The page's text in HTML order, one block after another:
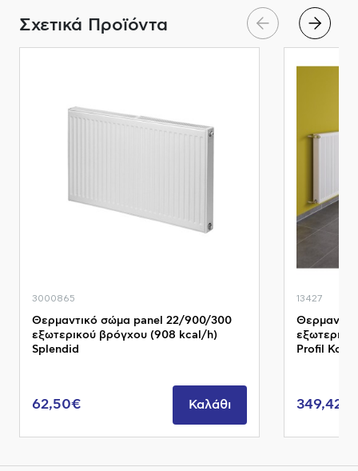
Σχετικά Προϊόντα
3000865
Θερμαντικό σώμα panel 22/900/300
εξωτερικού βρόγχου (908 kcal/h)
Splendid
62,50€ Καλάθι
13427
Profil
349,42€